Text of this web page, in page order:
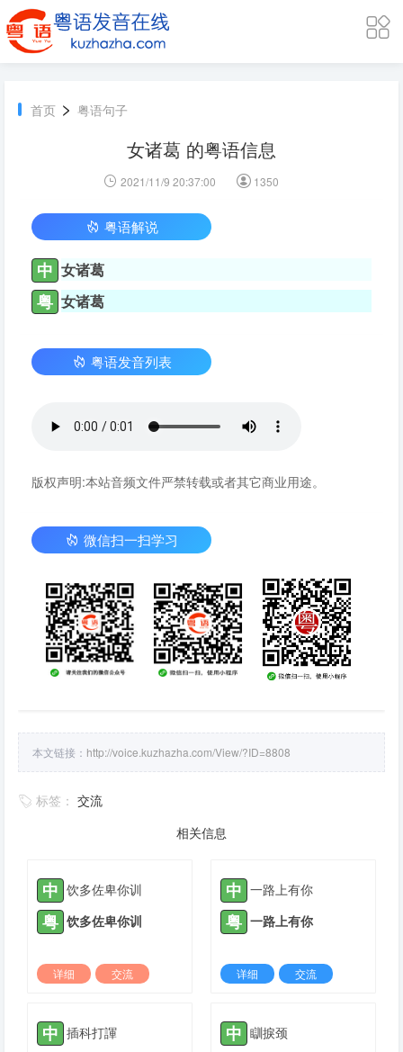
首页 > 粤语句子
女诸葛 的粤语信息
2021/11/9 20:37:00 1350
粤语解说
中 女诸葛
粤 女诸葛
粤语发音列表
版权声明:本站音频文件严禁转载或者其它商业用途。
微信扫一扫学习
本文链接： http://voice.kuzhazha.com/View/?ID=8808
标签： 交流
相关信息
中 饮多佐卑你训
粤 饮多佐卑你训
详细
交流
中 一路上有你
粤 一路上有你
详细
交流
中 插科打諢 中 瞓捩颈